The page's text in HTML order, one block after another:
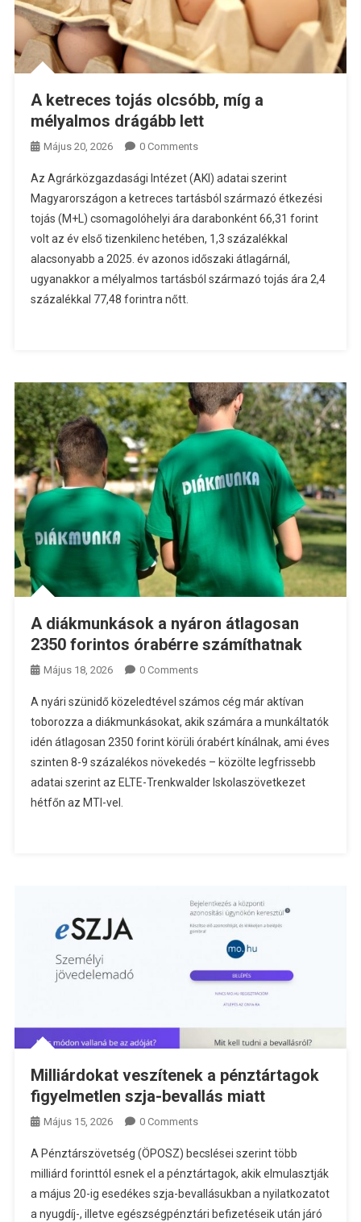
A ketreces tojás olcsóbb, míg a
mélyalmos drágább lett
Május 20, 2026 0 Comments
Az Agrárközgazdasági Intézet (AKI) adatai szerint
Magyarországon a ketreces tartásból származó étkezési
tojás (M+L) csomagolóhelyi ára darabonként 66,31 forint
volt az év első tizenkilenc hetében, 1,3 százalékkal
alacsonyabb a 2025. év azonos időszaki átlagárnál,
ugyanakkor a mélyalmos tartásból származó tojás ára 2,4
százalékkal 77,48 forintra nőtt.
A diákmunkások a nyáron átlagosan
2350 forintos órabérre számíthatnak
Május 18, 2026 0 Comments
A nyári szünidő közeledtével számos cég már aktívan
toborozza a diákmunkásokat, akik számára a munkáltatók
idén átlagosan 2350 forint körüli órabért kínálnak, ami éves
szinten 8-9 százalékos növekedés – közölte legfrissebb
adatai szerint az ELTE-Trenkwalder Iskolaszövetkezet
hétfőn az MTI-vel.
Milliárdokat veszítenek a pénztártagok
figyelmetlen szja-bevallás miatt
Május 15, 2026 0 Comments
A Pénztárszövetség (ÖPOSZ) becslései szerint több
milliárd forinttól esnek el a pénztártagok, akik elmulasztják
a május 20-ig esedékes szja-bevallásukban a nyilatkozatot
a nyugdíj-, illetve egészségpénztári befizetéseik után járó